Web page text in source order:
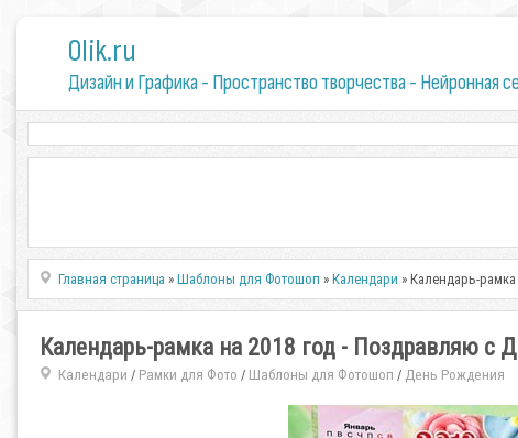
0lik.ru
Дизайн и Графика - Пространство творчества - Нейронная
Главная страница »Шаблоны для Фотошоп »Календари » Календарь-
Календарь-рамка на 2018 год - Поздравляю с
Календари / Рамки для Фото / Шаблоны для Фотошоп / День Рождения